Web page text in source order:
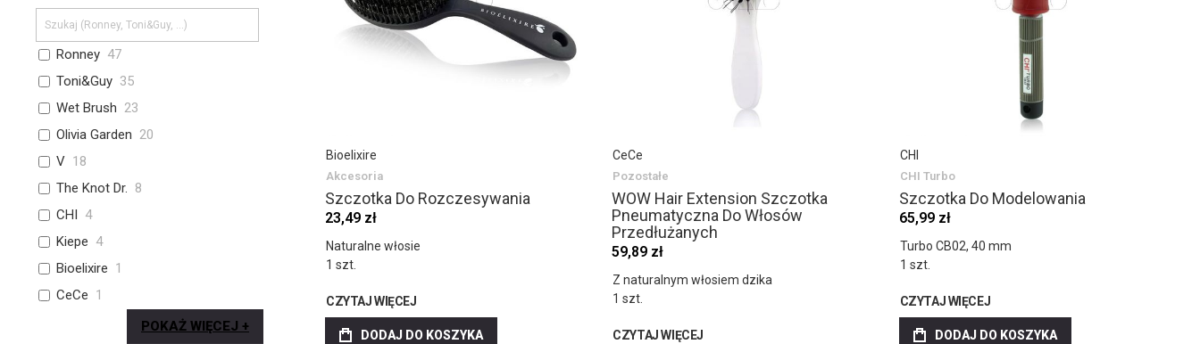
Bioelixire
Akcesoria
Szczotka Do Rozczesywania
23,49 zł
Naturalne włosie
1 szt.
CZYTAJ WIĘCEJ
DODAJ DO KOSZYKA
CeCe
Pozostałe
WOW Hair Extension Szczotka
Pneumatyczna Do Włosów
Przedłużanych
59,89 zł
Z naturalnym włosiem dzika
1 szt.
CZYTAJ WIĘCEJ
CHI
CHI Turbo
Szczotka Do Modelowania
65,99 zł
Turbo CB02, 40 mm
1 szt.
CZYTAJ WIĘCEJ
DODAJ DO KOSZYKA
Ronney 47
Toni&Guy 35
Wet Brush 23
Olivia Garden 20
V 18
The Knot Dr. 8
CHI 4
Kiepe 4
Bioelixire 1
CeCe 1
POKAŻ WIĘCEJ